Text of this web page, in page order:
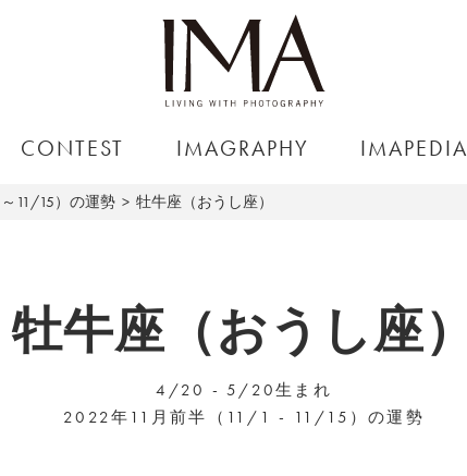
CONTEST IMAGRAPHY IMAPEDIA
11/15）の運勢 牡牛座（おうし座）
牡牛座（おうし座）
4/20 - 5/20生まれ
2022年11月前半（11/1 - 11/15）の運勢